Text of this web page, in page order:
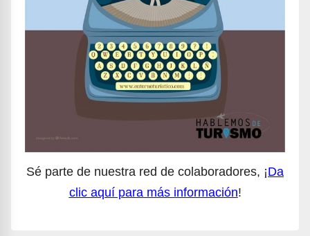
Sé parte de nuestra red de colaboradores, ¡Da
clic aquí para más información!